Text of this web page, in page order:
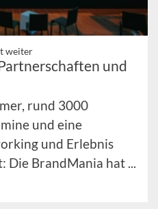
weiter
und
rund 3000
und eine
und Erlebnis
BrandMania hat ...